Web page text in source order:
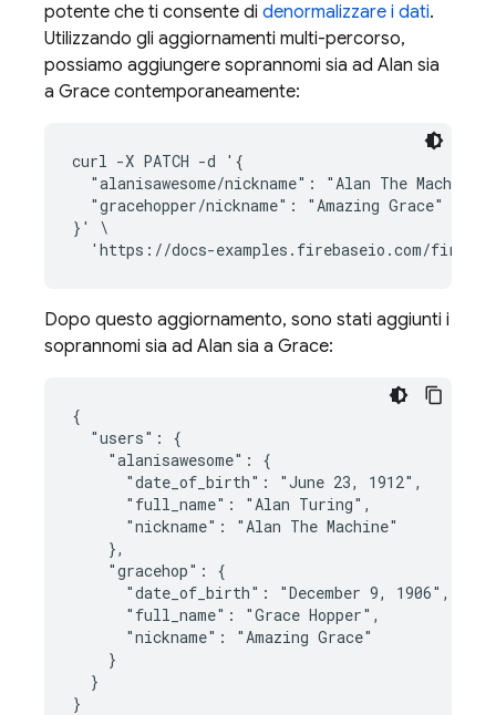
potente che ti consente di denormalizzare i dati.
Utilizzando gli aggiornamenti multi-percorso,
possiamo aggiungere soprannomi sia ad Alan sia
a Grace contemporaneamente:
curl -X PATCH -d '{
  "alanisawesome/nickname": "Alan The Machine",
  "gracehopper/nickname": "Amazing Grace"
}' \
Dopo questo aggiornamento, sono stati aggiunti i
soprannomi sia ad Alan sia a Grace:
{
  "users": {
    "alanisawesome": {
      "date_of_birth": "June 23, 1912",
      "full_name": "Alan Turing",
      "nickname": "Alan The Machine"
    },
    "gracehop": {
      "date_of_birth": "December 9, 1906",
      "full_name": "Grace Hopper",
      "nickname": "Amazing Grace"
    }
  }
}